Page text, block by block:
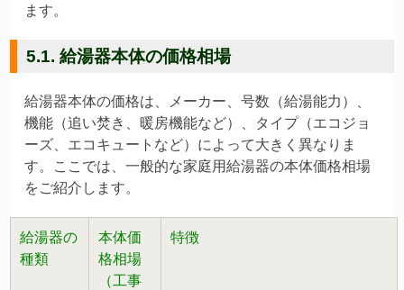
ます。
5.1. 給湯器本体の価格相場
給湯器本体の価格は、メーカー、号数（給湯能力）、
機能（追い焚き、暖房機能など）、タイプ（エコジョ
ーズ、エコキュートなど）によって大きく異なりま
す。ここでは、一般的な家庭用給湯器の本体価格相場
をご紹介します。
給湯器の
種類
本体価
格相場
（工事
特徴